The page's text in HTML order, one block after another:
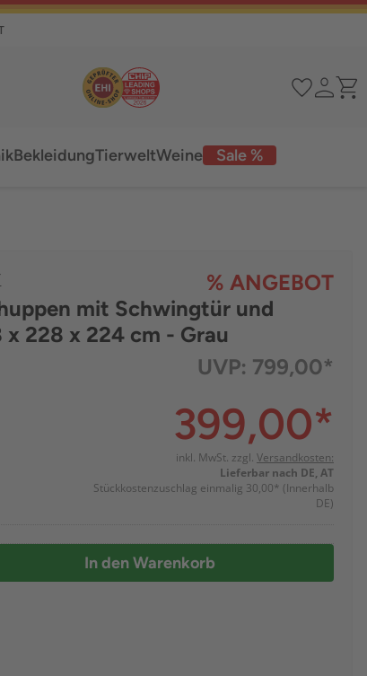
Sale %
BekleidungTierweltWeine
% ANGEBOT
mit Schwingtür und
x 228 x 224 cm - Grau
UVP: 799,00*
399,00*
inkl. MwSt. zzgl. Versandkosten:
Lieferbar nach DE, AT
Stückkostenzuschlag einmalig 30,00* (Innerhalb
DE)
In den Warenkorb